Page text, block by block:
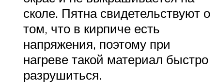
сколе. Пятна свидетельствуют о
том, что в кирпиче есть
напряжения, поэтому при
нагреве такой материал быстро
разрушиться.